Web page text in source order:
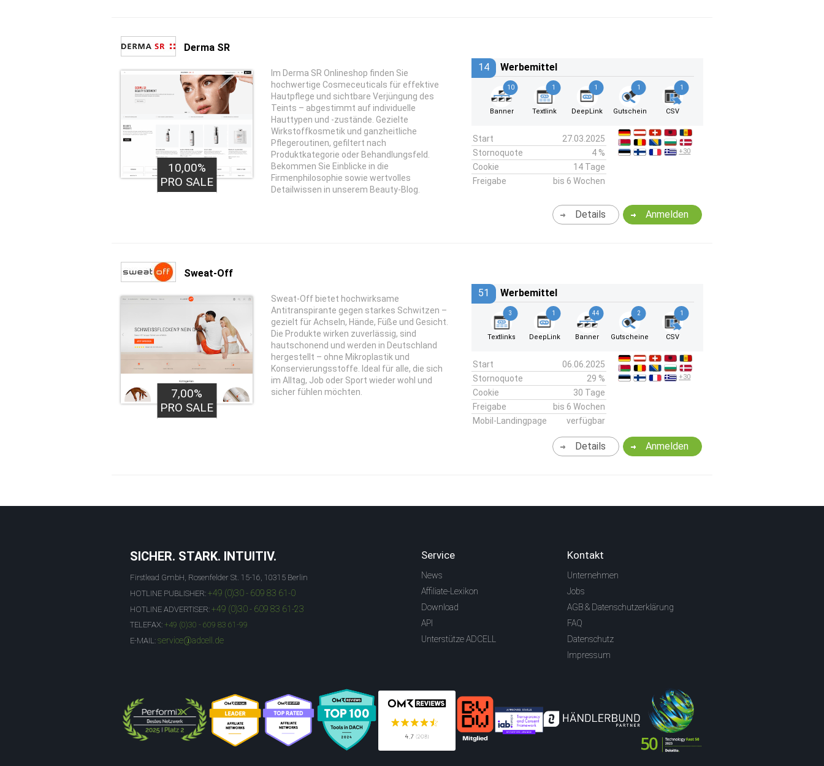
Derma SR
10,00%
PRO SALE
Im Derma SR Onlineshop finden Sie
hochwertige Cosmeceuticals für effektive
Hautpflege und sichtbare Verjüngung des
Teints – abgestimmt auf individuelle
Hauttypen und -zustände. Gezielte
Wirkstoffkosmetik und ganzheitliche
Pflegeroutinen, gefiltert nach
Produktkategorie oder Behandlungsfeld.
Bekommen Sie Einblicke in die
Firmenphilosophie sowie wertvolles
Detailwissen in unserem Beauty-Blog.
14 Werbemittel
10
Banner
1
Textlink
1
DeepLink
1
Gutschein
1
CSV
Start
27.03.2025
Stornoquote
4 %
Cookie
14 Tage
Freigabe
bis 6 Wochen
+30
Anmelden
Details
Sweat-Off
7,00%
PRO SALE
Sweat-Off bietet hochwirksame
Antitranspirante gegen starkes Schwitzen –
gezielt für Achseln, Hände, Füße und Gesicht.
Die Produkte wirken zuverlässig, sind
hautschonend und werden in Deutschland
hergestellt – ohne Mikroplastik und
Konservierungsstoffe. Ideal für alle, die sich
im Alltag, Job oder Sport wieder wohl und
sicher fühlen möchten.
51 Werbemittel
3
Textlinks
1
DeepLink
44
Banner
2
Gutscheine
1
CSV
Start
06.06.2025
Stornoquote
29 %
Cookie
30 Tage
Freigabe
bis 6 Wochen
Mobil-Landingpage
verfügbar
+30
Anmelden
Details
SICHER. STARK. INTUITIV.
Firstlead GmbH, Rosenfelder St. 15-16, 10315 Berlin
HOTLINE PUBLISHER: +49 (0)30 - 609 83 61-0
HOTLINE ADVERTISER: +49 (0)30 - 609 83 61-23
TELEFAX: +49 (0)30 - 609 83 61-99
E-MAIL: service@adcell.de
Service
News
Affiliate-Lexikon
Download
API
Unterstütze ADCELL
Kontakt
Unternehmen
Jobs
AGB & Datenschutzerklärung
FAQ
Datenschutz
Impressum